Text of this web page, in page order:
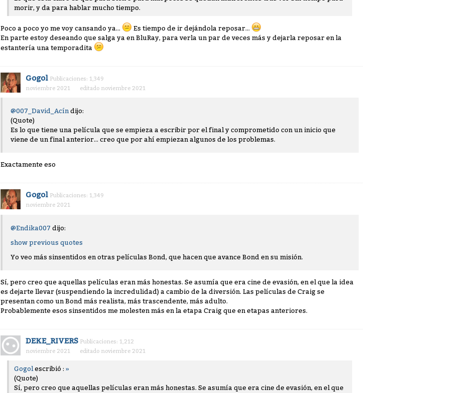
morir, y da para hablar mucho tiempo.
Poco a poco yo me voy cansando ya...
Es tiempo de ir dejándola reposar...
En parte estoy deseando que salga ya en BluRay, para verla un par de veces más y dejarla reposar en la
estantería una temporadita
Gogol Publicaciones: 1,349
noviembre 2021
editado noviembre 2021
@007_David_Acín dijo:
(Quote)
Es lo que tiene una película que se empieza a escribir por el final y comprometido con un inicio que
viene de un final anterior... creo que por ahí empiezan algunos de los problemas.
Exactamente eso
Gogol Publicaciones: 1,349
noviembre 2021
@Endika007 dijo:
show previous quotes
Yo veo más sinsentidos en otras películas Bond, que hacen que avance Bond en su misión.
Sí, pero creo que aquellas películas eran más honestas. Se asumía que era cine de evasión, en el que la idea
es dejarte llevar (suspendiendo la incredulidad) a cambio de la diversión. Las películas de Craig se
presentan como un Bond más realista, más trascendente, más adulto.
Probablemente esos sinsentidos me molesten más en la etapa Craig que en etapas anteriores.
DEKE_RIVERS Publicaciones: 1,212
noviembre 2021
editado noviembre 2021
Gogolescribió : »
(Quote)
Sí, pero creo que aquellas películas eran más honestas. Se asumía que era cine de evasión, en el que